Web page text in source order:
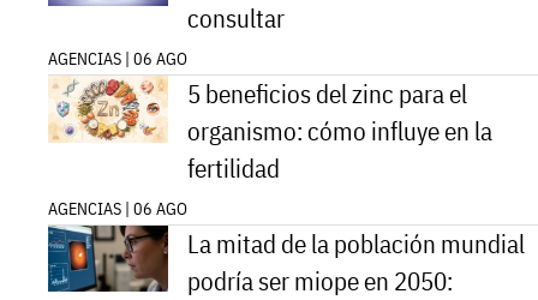
consultar
AGENCIAS | 06 AGO
5 beneficios del zinc para el
organismo: cómo influye en la
fertilidad
AGENCIAS | 06 AGO
La mitad de la población mundial
podría ser miope en 2050: